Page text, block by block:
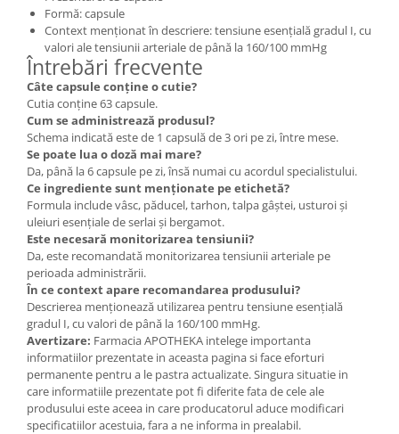
Formă: capsule
Context menționat în descriere: tensiune esențială gradul I, cu
valori ale tensiunii arteriale de până la 160/100 mmHg
Întrebări frecvente
Câte capsule conține o cutie?
Cutia conține 63 capsule.
Cum se administrează produsul?
Schema indicată este de 1 capsulă de 3 ori pe zi, între mese.
Se poate lua o doză mai mare?
Da, până la 6 capsule pe zi, însă numai cu acordul specialistului.
Ce ingrediente sunt menționate pe etichetă?
Formula include vâsc, păducel, tarhon, talpa gâștei, usturoi și
uleiuri esențiale de serlai și bergamot.
Este necesară monitorizarea tensiunii?
Da, este recomandată monitorizarea tensiunii arteriale pe
perioada administrării.
În ce context apare recomandarea produsului?
Descrierea menționează utilizarea pentru tensiune esențială
gradul I, cu valori de până la 160/100 mmHg.
Avertizare: Farmacia APOTHEKA intelege importanta
informatiilor prezentate in aceasta pagina si face eforturi
permanente pentru a le pastra actualizate. Singura situatie in
care informatiile prezentate pot fi diferite fata de cele ale
produsului este aceea in care producatorul aduce modificari
specificatiilor acestuia, fara a ne informa in prealabil.